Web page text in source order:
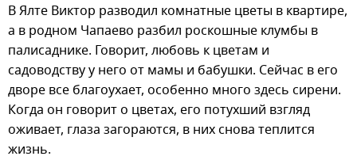
В Ялте Виктор разводил комнатные цветы в квартире,
а в родном Чапаево разбил роскошные клумбы в
палисаднике. Говорит, любовь к цветам и
садоводству у него от мамы и бабушки. Сейчас в его
дворе все благоухает, особенно много здесь сирени.
Когда он говорит о цветах, его потухший взгляд
оживает, глаза загораются, в них снова теплится
жизнь.